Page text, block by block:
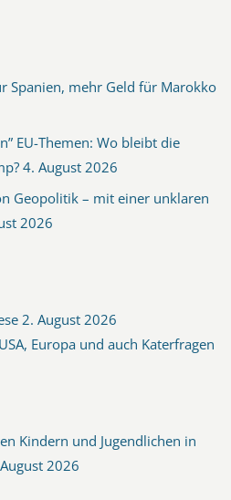
Spanien, mehr Geld für Marokko
EU-Themen: Wo bleibt die
4. August 2026
Geopolitik – mit einer unklaren
2026
2. August 2026
Europa und auch Katerfragen
Kindern und Jugendlichen in
2026